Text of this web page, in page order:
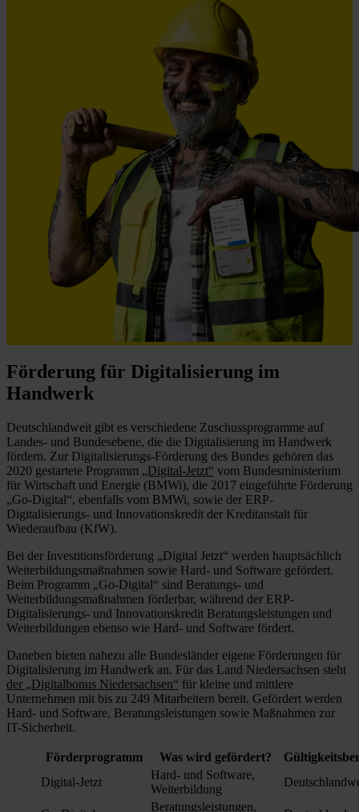
Förderung für Digitalisierung im
Handwerk
Deutschlandweit gibt es verschiedene Zuschussprogramme auf
Landes- und Bundesebene, die die Digitalisierung im Handwerk
fördern. Zur Digitalisierungs-Förderung des Bundes gehören das
2020 gestartete Programm „Digital-Jetzt“ vom Bundesministerium
für Wirtschaft und Energie (BMWi), die 2017 eingeführte Förderung
„Go-Digital“, ebenfalls vom BMWi, sowie der ERP-
Digitalisierungs- und Innovationskredit der Kreditanstalt für
Wiederaufbau (KfW).
Bei der Investitionsförderung „Digital Jetzt“ werden hauptsächlich
Weiterbildungsmaßnahmen sowie Hard- und Software gefördert.
Beim Programm „Go-Digital“ sind Beratungs- und
Weiterbildungsmaßnahmen förderbar, während der ERP-
Digitalisierungs- und Innovationskredit Beratungsleistungen und
Weiterbildungen ebenso wie Hard- und Software fördert.
Daneben bieten nahezu alle Bundesländer eigene Förderungen für
Digitalisierung im Handwerk an. Für das Land Niedersachsen steht
der „Digitalbonus Niedersachsen“ für kleine und mittlere
Unternehmen mit bis zu 249 Mitarbeitern bereit. Gefördert werden
Hard- und Software, Beratungsleistungen sowie Maßnahmen zur
IT-Sicherheit.
Förderprogramm Was wird gefördert?
Digital-Jetzt
Hard- und Software,
Weiterbildung
Beratungsleistungen,